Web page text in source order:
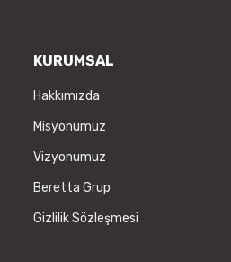
KURUMSAL
Hakkımızda
Misyonumuz
Vizyonumuz
Beretta Grup
Gizlilik Sözleşmesi